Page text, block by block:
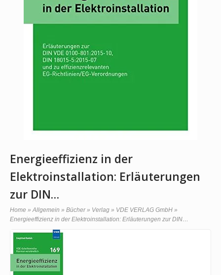
Energieeffizienz in der
Elektroinstallation: Erläuterungen
zur DIN…
Home » Allgemein » Bücher » Verlag » VDE VERLAG GmbH »
Energieeffizienz in der Elektroinstallation: Erläuterungen zur DIN…